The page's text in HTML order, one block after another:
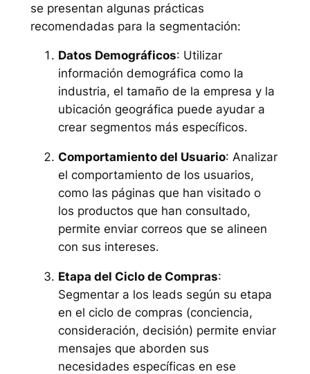
se presentan algunas prácticas
recomendadas para la segmentación:
Datos Demográficos: Utilizar
información demográfica como la
industria, el tamaño de la empresa y la
ubicación geográfica puede ayudar a
crear segmentos más específicos.
Comportamiento del Usuario: Analizar
el comportamiento de los usuarios,
como las páginas que han visitado o
los productos que han consultado,
permite enviar correos que se alineen
con sus intereses.
Etapa del Ciclo de Compras:
Segmentar a los leads según su etapa
en el ciclo de compras (conciencia,
consideración, decisión) permite enviar
mensajes que aborden sus
necesidades específicas en ese